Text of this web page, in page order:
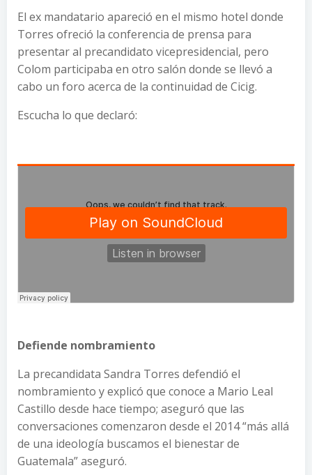
El ex mandatario apareció en el mismo hotel donde
Torres ofreció la conferencia de prensa para
presentar al precandidato vicepresidencial, pero
Colom participaba en otro salón donde se llevó a
cabo un foro acerca de la continuidad de Cicig.
Escucha lo que declaró:
Defiende nombramiento
La precandidata Sandra Torres defendió el
nombramiento y explicó que conoce a Mario Leal
Castillo desde hace tiempo; aseguró que las
conversaciones comenzaron desde el 2014 “más allá
de una ideología buscamos el bienestar de
Guatemala” aseguró.